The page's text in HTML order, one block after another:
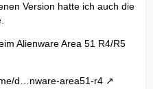
Version hatte ich auch die
Alienware Area 51 R4/R5
d…nware-area51-r4